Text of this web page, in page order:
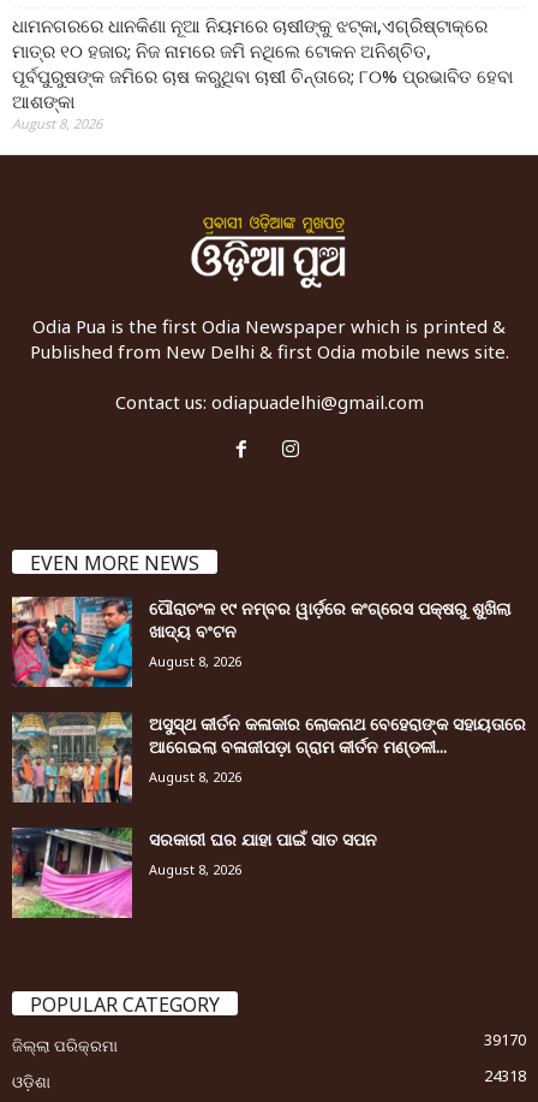
ଧାମନଗରରେ ଧାନକିଣା ନୂଆ ନିୟମରେ ଚାଷୀଙ୍କୁ ଝଟ୍‌କା,ଏଗ୍ରିଷ୍ଟାକ୍‌ରେ
ମାତ୍ର ୧୦ ହଜାର; ନିଜ ନାମରେ ଜମି ନଥିଲେ ଟୋକନ ଅନିଶ୍ଚିତ,
ପୂର୍ବପୁରୁଷଙ୍କ ଜମିରେ ଚାଷ କରୁଥିବା ଚାଷୀ ଚିନ୍ତାରେ; ୮୦% ପ୍ରଭାବିତ ହେବା
ଆଶଙ୍କା
August 8, 2026
Odia Pua is the first Odia Newspaper which is printed &
Published from New Delhi & first Odia mobile news site.
Contact us: odiapuadelhi@gmail.com
EVEN MORE NEWS
ପୌରାଚଂଳ ୧୯ ନମ୍ବର ୱାର୍ଡ଼ରେ କଂଗ୍ରେସ ପକ୍ଷରୁ ଶୁଖିଲା
ଖାଦ୍ୟ ବଂଟନ
August 8, 2026
ଅସୁସ୍ଥ କୀର୍ତନ କଳାକାର ଲୋକନାଥ ବେହେରାଙ୍କ ସହାୟତାରେ
ଆଗେଇଲା ବଳାଜୀପଡ଼ା ଗ୍ରାମ କୀର୍ତନ ମଣ୍ଡଳୀ...
August 8, 2026
ସରକାରୀ ଘର ଯାହା ପାଇଁ ସାତ ସପନ
August 8, 2026
POPULAR CATEGORY
ଜିଲ୍ଲା ପରିକ୍ରମା
39170
ଓଡ଼ିଶା
24318